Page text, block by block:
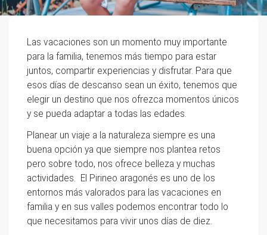
Las vacaciones son un momento muy importante
para la familia, tenemos más tiempo para estar
juntos, compartir experiencias y disfrutar. Para que
esos días de descanso sean un éxito, tenemos que
elegir un destino que nos ofrezca momentos únicos
y se pueda adaptar a todas las edades.
Planear un viaje a la naturaleza siempre es una
buena opción ya que siempre nos plantea retos
pero sobre todo, nos ofrece belleza y muchas
actividades. El Pirineo aragonés es uno de los
entornos más valorados para las vacaciones en
familia y en sus valles podemos encontrar todo lo
que necesitamos para vivir unos días de diez.